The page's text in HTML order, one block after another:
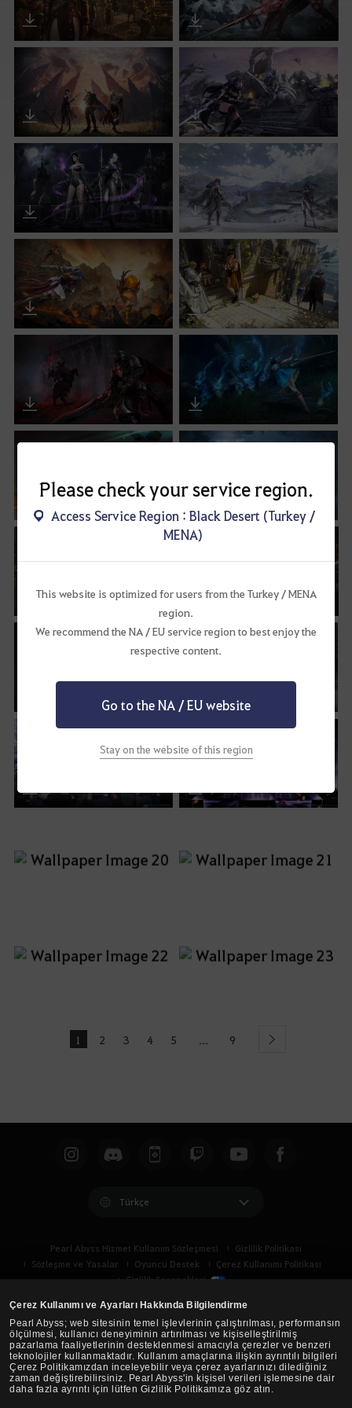
Çerez Kullanımı ve Ayarları Hakkında Bilgilendirme
Pearl Abyss; web sitesinin temel işlevlerinin çalıştırılması, performansın
ölçülmesi, kullanıcı deneyiminin artırılması ve kişiselleştirilmiş
pazarlama faaliyetlerinin desteklenmesi amacıyla çerezler ve benzeri
teknolojiler kullanmaktadır. Kullanım amaçlarına ilişkin ayrıntılı bilgileri
Çerez Politikamızdan inceleyebilir veya çerez ayarlarınızı dilediğiniz
zaman değiştirebilirsiniz. Pearl Abyss'in kişisel verileri işlemesine dair
daha fazla ayrıntı için lütfen Gizlilik Politikamıza göz atın.
1 2 3 4 5 ... 9 Sonraki
Türkçe
Pearl Abyss Hizmet Kullanım Sözleşmesi
Gizlilik Politikası
Sözleşme ve Yasalar
Oyuncu Destek
Çerez Kullanımı Politikası
Gizlilik Seçenekleri
Please check your service region.
Access Service Region : Black Desert (Turkey /
MENA)
This website is optimized for users from the Turkey / MENA
region.
We recommend the NA / EU service region to best enjoy the
respective content.
Go to the NA / EU website
Stay on the website of this region